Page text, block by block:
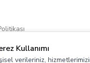
Kullanımı
verileriniz,